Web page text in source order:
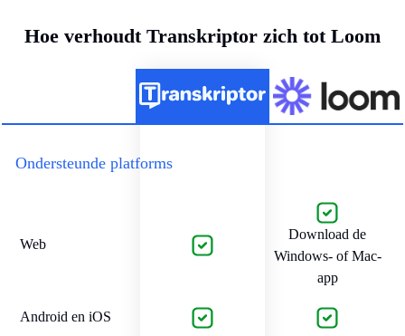
Hoe verhoudt Transkriptor zich tot Loom
Ondersteunde platforms
Web
Download de
Windows- of Mac-
app
Android en iOS